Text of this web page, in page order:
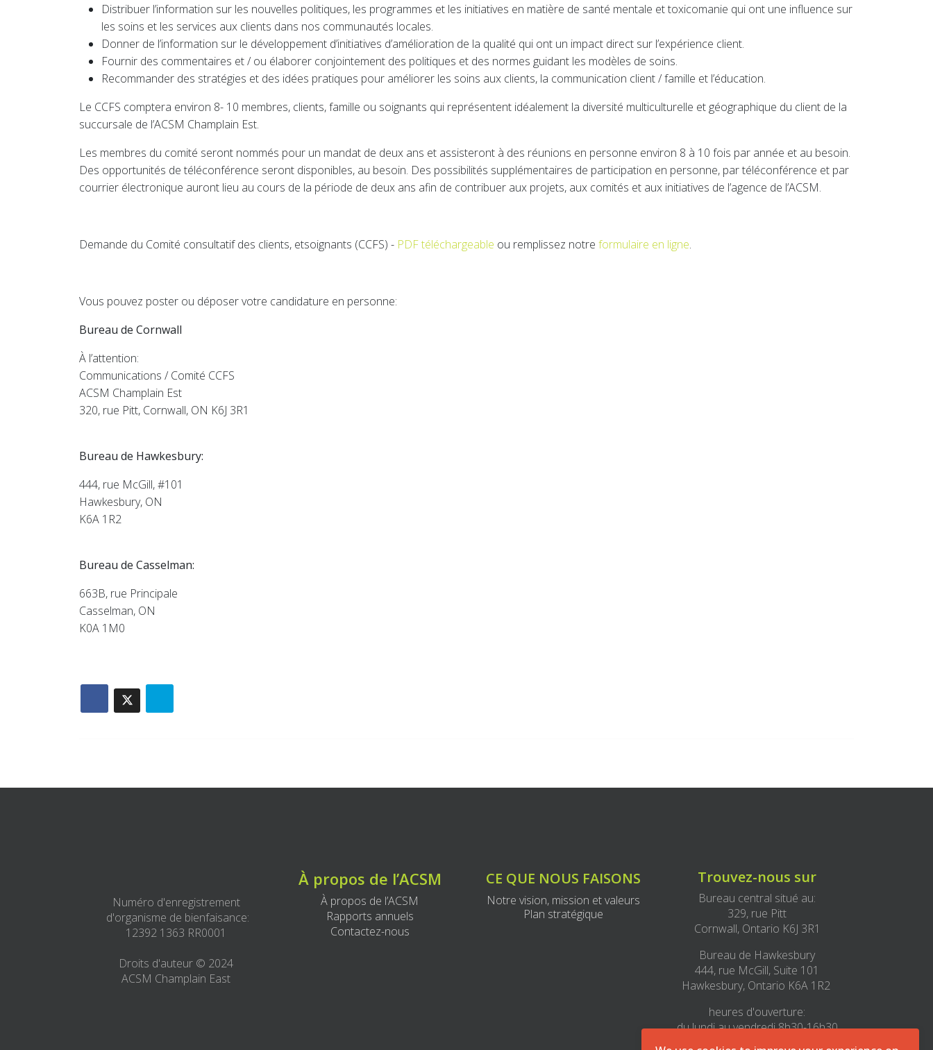
Distribuer l’information sur les nouvelles politiques, les programmes et les initiatives en matière de santé mentale et toxicomanie qui ont une influence sur
les soins et les services aux clients dans nos communautés locales.
Donner de l’information sur le développement d’initiatives d’amélioration de la qualité qui ont un impact direct sur l’expérience client.
Fournir des commentaires et / ou élaborer conjointement des politiques et des normes guidant les modèles de soins.
Recommander des stratégies et des idées pratiques pour améliorer les soins aux clients, la communication client / famille et l’éducation.
Le CCFS comptera environ 8- 10 membres, clients, famille ou soignants qui représentent idéalement la diversité multiculturelle et géographique du client de la
succursale de l’ACSM Champlain Est.
Les membres du comité seront nommés pour un mandat de deux ans et assisteront à des réunions en personne environ 8 à 10 fois par année et au besoin.
Des opportunités de téléconférence seront disponibles, au besoin. Des possibilités supplémentaires de participation en personne, par téléconférence et par
courrier électronique auront lieu au cours de la période de deux ans afin de contribuer aux projets, aux comités et aux initiatives de l’agence de l’ACSM.
Demande du Comité consultatif des clients, etsoignants (CCFS) - PDF téléchargeable ou remplissez notre formulaire en ligne.
Vous pouvez poster ou déposer votre candidature en personne:
Bureau de Cornwall
À l’attention:
Communications / Comité CCFS
ACSM Champlain Est
320, rue Pitt, Cornwall, ON K6J 3R1
Bureau de Hawkesbury:
444, rue McGill, #101
Hawkesbury, ON
K6A 1R2
Bureau de Casselman:
663B, rue Principale
Casselman, ON
K0A 1M0
Numéro d'enregistrement
d'organisme de bienfaisance:
12392 1363 RR0001
Droits d'auteur © 2024
ACSM Champlain East
À propos de l’ACSM
À propos de l’ACSM
Rapports annuels
Contactez-nous
CE QUE NOUS FAISONS
Notre vision, mission et valeurs
Plan stratégique
Trouvez-nous sur
Bureau central situé au:
329, rue Pitt
Cornwall, Ontario K6J 3R1
Bureau de Hawkesbury
444, rue McGill, Suite 101
Hawkesbury, Ontario K6A 1R2
heures d'ouverture:
du lundi au vendredi 8h30-16h30